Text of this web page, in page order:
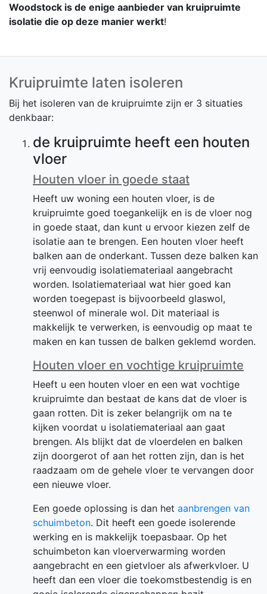
Woodstock is de enige aanbieder van kruipruimte
isolatie die op deze manier werkt!
Kruipruimte laten isoleren
Bij het isoleren van de kruipruimte zijn er 3 situaties
denkbaar:
de kruipruimte heeft een houten
vloer
Houten vloer in goede staat
Heeft uw woning een houten vloer, is de
kruipruimte goed toegankelijk en is de vloer nog
in goede staat, dan kunt u ervoor kiezen zelf de
isolatie aan te brengen. Een houten vloer heeft
balken aan de onderkant. Tussen deze balken kan
vrij eenvoudig isolatiemateriaal aangebracht
worden. Isolatiemateriaal wat hier goed kan
worden toegepast is bijvoorbeeld glaswol,
steenwol of minerale wol. Dit materiaal is
makkelijk te verwerken, is eenvoudig op maat te
maken en kan tussen de balken geklemd worden.
Houten vloer en vochtige kruipruimte
Heeft u een houten vloer en een wat vochtige
kruipruimte dan bestaat de kans dat de vloer is
gaan rotten. Dit is zeker belangrijk om na te
kijken voordat u isolatiemateriaal aan gaat
brengen. Als blijkt dat de vloerdelen en balken
zijn doorgerot of aan het rotten zijn, dan is het
raadzaam om de gehele vloer te vervangen door
een nieuwe vloer.
Een goede oplossing is dan het aanbrengen van
schuimbeton. Dit heeft een goede isolerende
werking en is makkelijk toepasbaar. Op het
schuimbeton kan vloerverwarming worden
aangebracht en een gietvloer als afwerkvloer. U
heeft dan een vloer die toekomstbestendig is en